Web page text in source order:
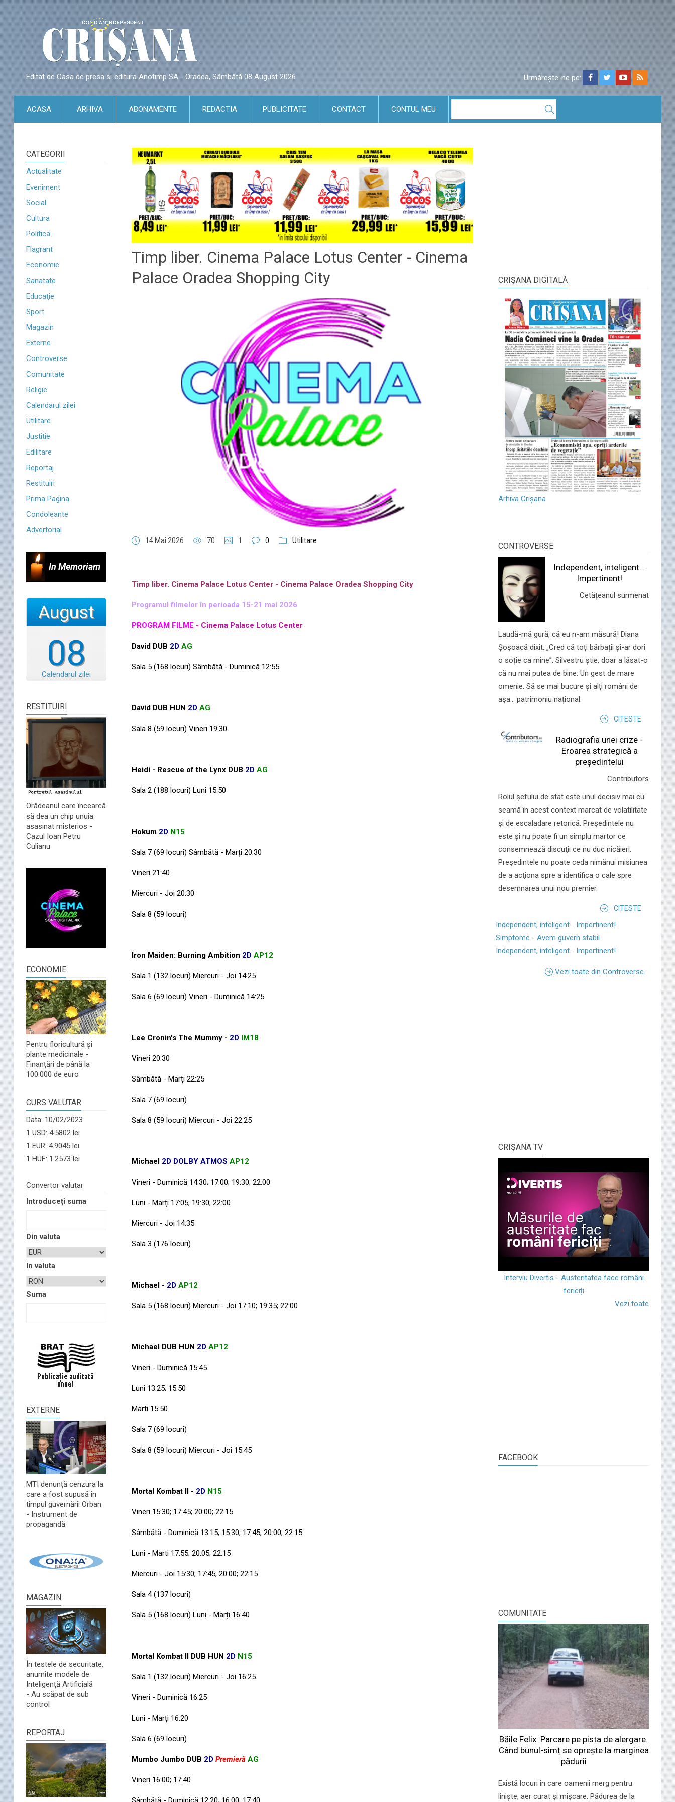
Editat de Casa de presa si editura Anotimp SA - Oradea, Sâmbătă 08 August 2026 Urmărește-ne pe:
ACASA ARHIVA ABONAMENTE REDACTIA PUBLICITATE CONTACT CONTUL MEU
CATEGORII
Actualitate
Eveniment
Social
Cultura
Politica
Flagrant
Economie
Sanatate
Educaţie
Sport
Magazin
Externe
Controverse
Comunitate
Religie
Calendarul zilei
Utilitare
Justitie
Edilitare
Reportaj
Restituiri
Prima Pagina
Condoleante
Advertorial
In Memoriam
08
August
Calendarul zilei
RESTITUIRI
Orădeanul care încearcă
să dea un chip unuia
asasinat misterios -
Cazul Ioan Petru
Culianu
ECONOMIE
Pentru floricultură și
plante medicinale -
Finanțări de până la
100.000 de euro
CURS VALUTAR
Data: 10/02/2023
1 USD: 4.5802 lei
1 EUR: 4.9045 lei
1 HUF: 1.2573 lei
Convertor valutar
Introduceţi suma
Din valuta
In valuta
Suma
EXTERNE
MTI denunță cenzura la
care a fost supusă în
timpul guvernării Orban
- Instrument de
propagandă
MAGAZIN
În testele de securitate,
anumite modele de
Inteligență Artificială
- Au scăpat de sub
control
REPORTAJ
Timp liber. Cinema Palace Lotus Center - Cinema
Palace Oradea Shopping City
14 Mai 2026 70 1 0 Utilitare
Timp liber. Cinema Palace Lotus Center - Cinema Palace Oradea Shopping City
Programul filmelor în perioada 15-21 mai 2026
PROGRAM FILME - Cinema Palace Lotus Center
David DUB 2D AG
Sala 5 (168 locuri) Sâmbătă - Duminică 12:55
David DUB HUN 2D AG
Sala 8 (59 locuri) Vineri 19:30
Heidi - Rescue of the Lynx DUB 2D AG
Sala 2 (188 locuri) Luni 15:50
Hokum 2D N15
Sala 7 (69 locuri) Sâmbătă - Marți 20:30
Vineri 21:40
Miercuri - Joi 20:30
Sala 8 (59 locuri)
Iron Maiden: Burning Ambition 2D AP12
Sala 1 (132 locuri) Miercuri - Joi 14:25
Sala 6 (69 locuri) Vineri - Duminică 14:25
Lee Cronin's The Mummy - 2D IM18
Vineri 20:30
Sâmbătă - Marți 22:25
Sala 7 (69 locuri)
Sala 8 (59 locuri) Miercuri - Joi 22:25
Michael 2D DOLBY ATMOS AP12
Vineri - Duminică 14:30; 17:00; 19:30; 22:00
Luni - Marți 17:05; 19:30; 22:00
Miercuri - Joi 14:35
Sala 3 (176 locuri)
Michael - 2D AP12
Sala 5 (168 locuri) Miercuri - Joi 17:10; 19:35; 22:00
Michael DUB HUN 2D AP12
Vineri - Duminică 15:45
Luni 13:25; 15:50
Marti 15:50
Sala 7 (69 locuri)
Sala 8 (59 locuri) Miercuri - Joi 15:45
Mortal Kombat II - 2D N15
Vineri 15:30; 17:45; 20:00; 22:15
Sâmbătă - Duminică 13:15; 15:30; 17:45; 20:00; 22:15
Luni - Marti 17:55; 20:05; 22:15
Miercuri - Joi 15:30; 17:45; 20:00; 22:15
Sala 4 (137 locuri)
Sala 5 (168 locuri) Luni - Marți 16:40
Mortal Kombat II DUB HUN 2D N15
Sala 1 (132 locuri) Miercuri - Joi 16:25
Vineri - Duminică 16:25
Luni - Marți 16:20
Sala 6 (69 locuri)
Mumbo Jumbo DUB 2D Premieră AG
Vineri 16:00; 17:40
CRIŞANA DIGITALĂ
Arhiva Crișana
CONTROVERSE
Independent, inteligent...
Impertinent!
Cetățeanul surmenat
Laudă-mă gură, că eu n-am măsură! Diana
Șoșoacă dixit: „Cred că toți bărbații și-ar dori
o soție ca mine”. Silvestru știe, doar a lăsat-o
că nu mai putea de bine. Un gest de mare
omenie. Să se mai bucure și alți români de
așa... patrimoniu național.
CITESTE
Radiografia unei crize -
Eroarea strategică a
președintelui
Contributors
Rolul şefului de stat este unul decisiv mai cu
seamă în acest context marcat de volatilitate
şi de escaladare retorică. Preşedintele nu
este şi nu poate fi un simplu martor ce
consemnează discuţii ce nu duc nicăieri.
Preşedintele nu poate ceda nimănui misiunea
de a acţiona spre a identifica o cale spre
desemnarea unui nou premier.
CITESTE
Independent, inteligent... Impertinent!
Simptome - Avem guvern stabil
Independent, inteligent... Impertinent!
Vezi toate din Controverse
CRIŞANA TV
Interviu Divertis - Austeritatea face români
fericiți
Vezi toate
FACEBOOK
COMUNITATE
Băile Felix. Parcare pe pista de alergare.
Când bunul-simț se oprește la marginea
pădurii
Există locuri în care oamenii merg pentru
liniște, aer curat și mișcare. Pădurea de la